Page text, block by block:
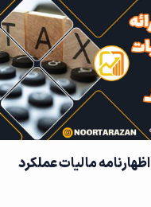
مالیات عملکرد